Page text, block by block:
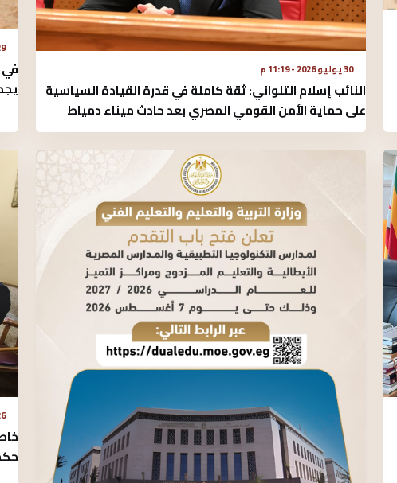
30 يوليو 2026 - 11:19 م
النائب إسلام التلواني: ثقة كاملة في قدرة القيادة السياسية
على حماية الأمن القومي المصري بعد حادث ميناء دمياط
29
في
26